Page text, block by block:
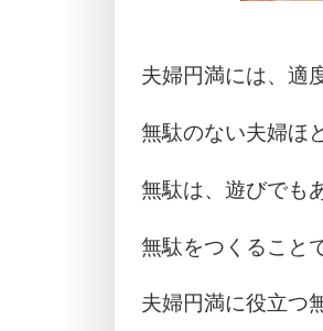
夫婦円満には、適
無駄のない夫婦ほ
無駄は、遊びでも
無駄をつくること
夫婦円満に役立つ